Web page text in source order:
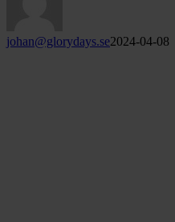
johan@glorydays.se2024-04-08